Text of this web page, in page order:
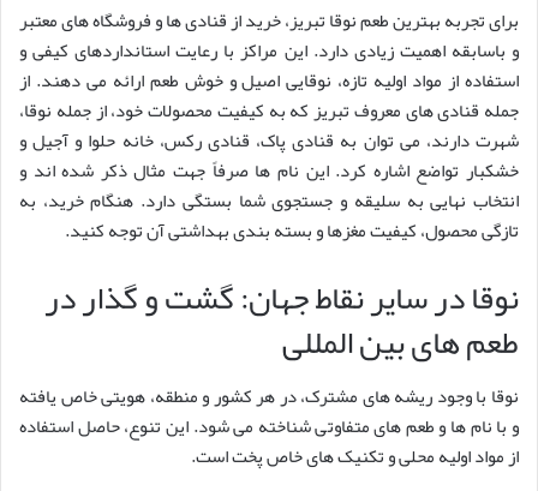
برای تجربه بهترین طعم نوقا تبریز، خرید از قنادی ها و فروشگاه های معتبر
و باسابقه اهمیت زیادی دارد. این مراکز با رعایت استانداردهای کیفی و
استفاده از مواد اولیه تازه، نوقایی اصیل و خوش طعم ارائه می دهند. از
جمله قنادی های معروف تبریز که به کیفیت محصولات خود، از جمله نوقا،
شهرت دارند، می توان به قنادی پاک، قنادی رکس، خانه حلوا و آجیل و
خشکبار تواضع اشاره کرد. این نام ها صرفاً جهت مثال ذکر شده اند و
انتخاب نهایی به سلیقه و جستجوی شما بستگی دارد. هنگام خرید، به
تازگی محصول، کیفیت مغزها و بسته بندی بهداشتی آن توجه کنید.
نوقا در سایر نقاط جهان: گشت و گذار در
طعم های بین المللی
نوقا با وجود ریشه های مشترک، در هر کشور و منطقه، هویتی خاص یافته
و با نام ها و طعم های متفاوتی شناخته می شود. این تنوع، حاصل استفاده
از مواد اولیه محلی و تکنیک های خاص پخت است.